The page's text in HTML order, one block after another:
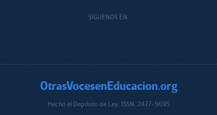
SÍGUENOS EN:
OtrasVocesenEducacion.org
Hecho el Depósito de Ley. ISSN: 2477-9695